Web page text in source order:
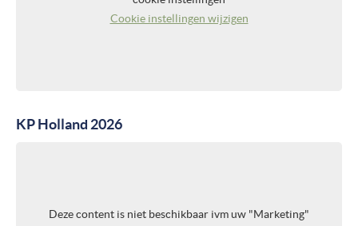
Cookie instellingen wijzigen
KP Holland 2026
Deze content is niet beschikbaar ivm uw "Marketing"